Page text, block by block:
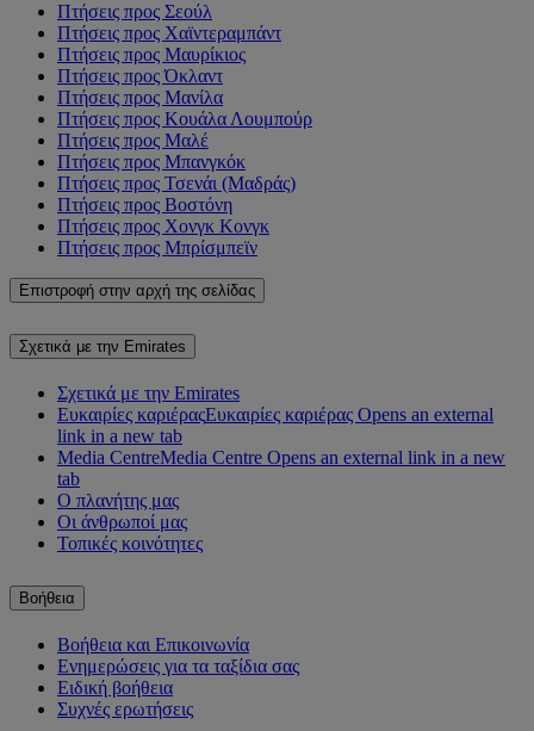
Πτήσεις προς Σεούλ
Πτήσεις προς Χαϊντεραμπάντ
Πτήσεις προς Μαυρίκιος
Πτήσεις προς Όκλαντ
Πτήσεις προς Μανίλα
Πτήσεις προς Κουάλα Λουμπούρ
Πτήσεις προς Μαλέ
Πτήσεις προς Μπανγκόκ
Πτήσεις προς Τσενάι (Μαδράς)
Πτήσεις προς Βοστόνη
Πτήσεις προς Χονγκ Κονγκ
Πτήσεις προς Μπρίσμπεϊν
Επιστροφή στην αρχή της σελίδας
Σχετικά με την Emirates
Σχετικά με την Emirates
Ευκαιρίες καριέραςΕυκαιρίες καριέρας Opens an external
link in a new tab
Media CentreMedia Centre Opens an external link in a new
tab
Ο πλανήτης μας
Οι άνθρωποί μας
Τοπικές κοινότητες
Βοήθεια
Βοήθεια και Επικοινωνία
Ενημερώσεις για τα ταξίδια σας
Ειδική βοήθεια
Συχνές ερωτήσεις